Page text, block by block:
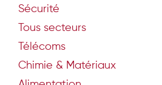
Sécurité
Tous secteurs
Télécoms
Chimie & Matériaux